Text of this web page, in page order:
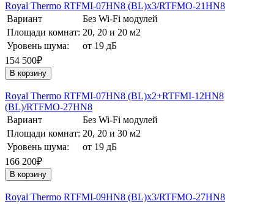
Royal Thermo RTFMI-07HN8 (BL)х3/RTFMO-21HN8
Вариант
Без Wi-Fi модулей
Площади комнат: 20, 20 и 20 м2
Уровень шума:
от 19 дБ
154 500₽
В корзину
Royal Thermo RTFMI-07HN8 (BL)х2+RTFMI-12HN8
(BL)/RTFMO-27HN8
Вариант
Без Wi-Fi модулей
Площади комнат: 20, 20 и 30 м2
Уровень шума:
от 19 дБ
166 200₽
В корзину
Royal Thermo RTFMI-09HN8 (BL)х3/RTFMO-27HN8